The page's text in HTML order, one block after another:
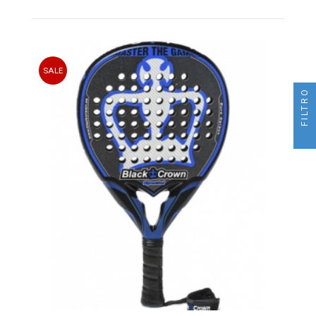
de la pala estrella de la marca.
padel Nox 2021 sea el mejor de todos y que sus palas de
pádel sea las que más éxito en ventas obtengan.
Palas de Pádel Middle Moon 2022 a
precios de locos en el Black Friday Pádel
Si hablamos de calidad en palas de pádel para este
Friday Padel 2022, no pueden faltar las oportunidades que
podremos encontrar en Middle Moon. La marca española
cuenta entre sus modelos con las palas de pádel más
Premium y lujosas del mercado actual, combinando
materiales, formas y diseños, para que siempre encuentres
un modelo que se adapte a tus circunstancias.
Black Friday Palas de padel Middle Moon 2022,
podrás encontrar interesantes descuentos en sus modelos
Eclipse, una gama histórica en la marca española, que han
lucio jugadores como Paquito Navarro o Juan Lebron en
temporadas pasadas. Además, otros muchos modelos
SALE
FILTRO